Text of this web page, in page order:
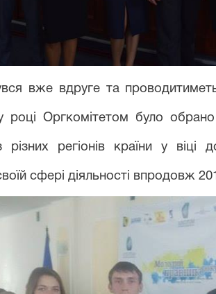
вже вдруге та
Оргкомітетом було обрано
різних регіонів країни у
сфері діяльності впродовж